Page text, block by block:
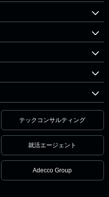
テックコンサルティング
就活エージェント
Adecco Group